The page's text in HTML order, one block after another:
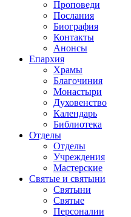
Проповеди
Послания
Биография
Контакты
Анонсы
Епархия
Храмы
Благочиния
Монастыри
Духовенство
Календарь
Библиотека
Отделы
Отделы
Учреждения
Мастерские
Святые и святыни
Cвятыни
Cвятые
Персоналии